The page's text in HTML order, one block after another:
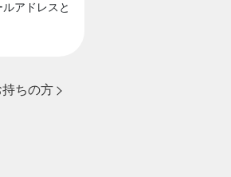
アドレスと
ちの方